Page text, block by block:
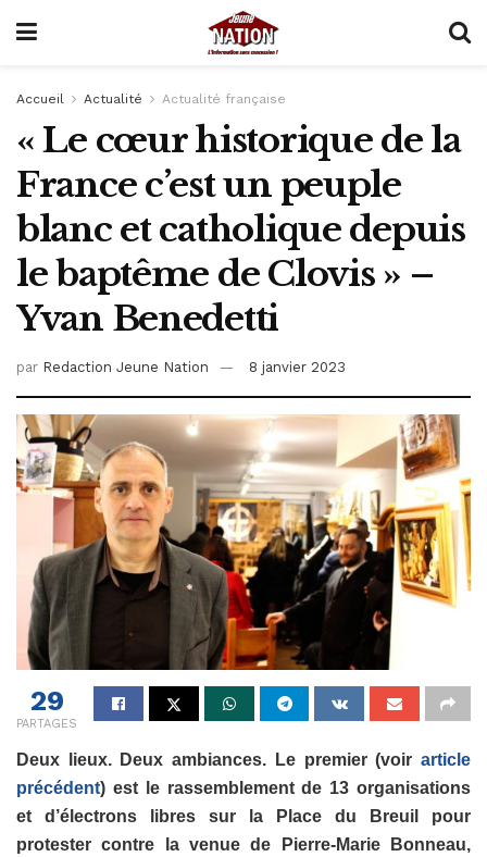
Accueil Actualité Actualité française
« Le cœur historique de la
France c’est un peuple
blanc et catholique depuis
le baptême de Clovis » –
Yvan Benedetti
par Redaction Jeune Nation 8 janvier 2023
29
PARTAGES
Deux lieux. Deux ambiances. Le premier (voir article
précédent) est le rassemblement de 13 organisations
et d’électrons libres sur la Place du Breuil pour
protester contre la venue de Pierre-Marie Bonneau,